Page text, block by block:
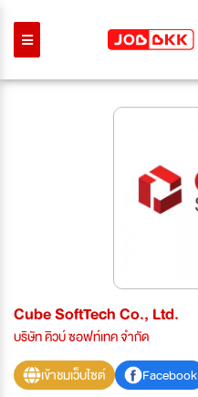
Cube SoftTech Co., Ltd.
บริษัท คิวบ์ ซอฟท์เทค จำกัด
เข้าชมเว็บไซต์
Facebook